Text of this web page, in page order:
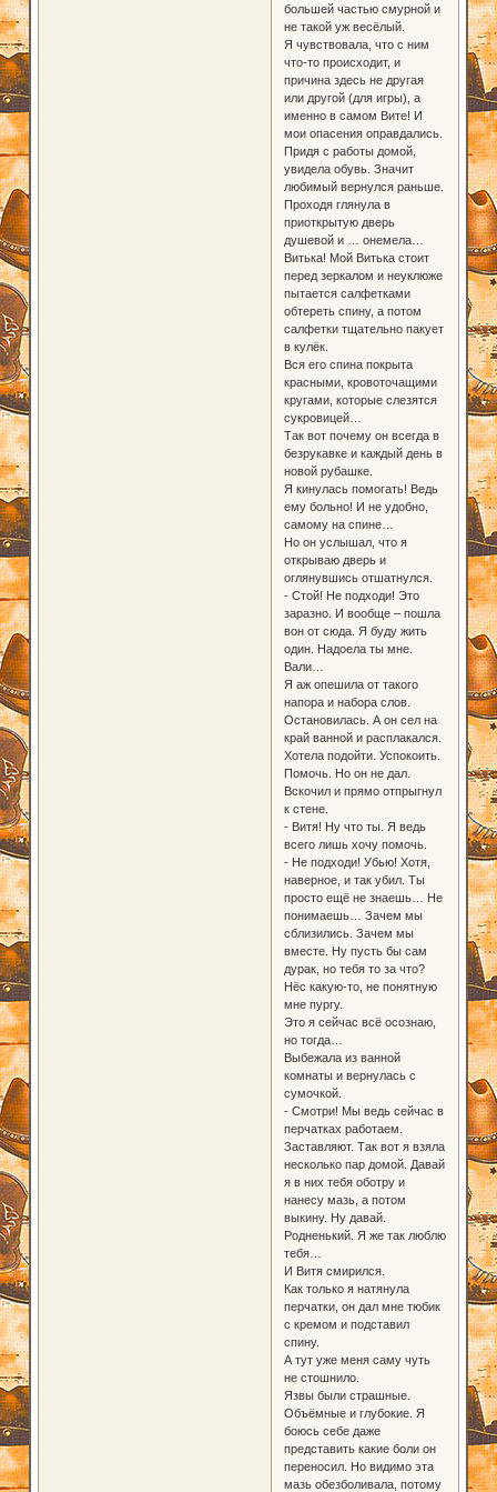
большей частью смурной и
не такой уж весёлый.
Я чувствовала, что с ним
что-то происходит, и
причина здесь не другая
или другой (для игры), а
именно в самом Вите! И
мои опасения оправдались.
Придя с работы домой,
увидела обувь. Значит
любимый вернулся раньше.
Проходя глянула в
приоткрытую дверь
душевой и … онемела…
Витька! Мой Витька стоит
перед зеркалом и неуклюже
пытается салфетками
обтереть спину, а потом
салфетки тщательно пакует
в кулёк.
Вся его спина покрыта
красными, кровоточащими
кругами, которые слезятся
сукровицей…
Так вот почему он всегда в
безрукавке и каждый день в
новой рубашке.
Я кинулась помогать! Ведь
ему больно! И не удобно,
самому на спине…
Но он услышал, что я
открываю дверь и
оглянувшись отшатнулся.
- Стой! Не подходи! Это
заразно. И вообще – пошла
вон от сюда. Я буду жить
один. Надоела ты мне.
Вали…
Я аж опешила от такого
напора и набора слов.
Остановилась. А он сел на
край ванной и расплакался.
Хотела подойти. Успокоить.
Помочь. Но он не дал.
Вскочил и прямо отпрыгнул
к стене.
- Витя! Ну что ты. Я ведь
всего лишь хочу помочь.
- Не подходи! Убью! Хотя,
наверное, и так убил. Ты
просто ещё не знаешь… Не
понимаешь… Зачем мы
сблизились. Зачем мы
вместе. Ну пусть бы сам
дурак, но тебя то за что?
Нёс какую-то, не понятную
мне пургу.
Это я сейчас всё осознаю,
но тогда…
Выбежала из ванной
комнаты и вернулась с
сумочкой.
- Смотри! Мы ведь сейчас в
перчатках работаем.
Заставляют. Так вот я взяла
несколько пар домой. Давай
я в них тебя оботру и
нанесу мазь, а потом
выкину. Ну давай.
Родненький. Я же так люблю
тебя…
И Витя смирился.
Как только я натянула
перчатки, он дал мне тюбик
с кремом и подставил
спину.
А тут уже меня саму чуть
не стошнило.
Язвы были страшные.
Объёмные и глубокие. Я
боюсь себе даже
представить какие боли он
переносил. Но видимо эта
мазь обезболивала, потому